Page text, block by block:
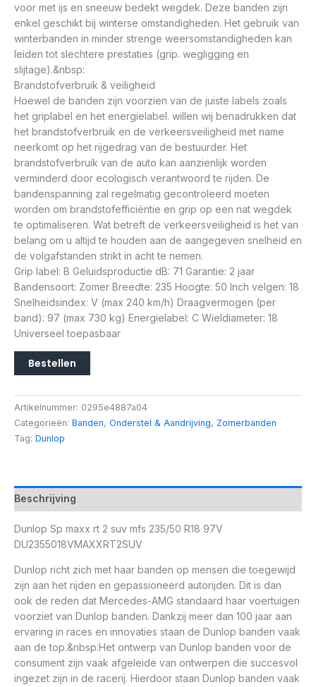
voor met ijs en sneeuw bedekt wegdek. Deze banden zijn
enkel geschikt bij winterse omstandigheden. Het gebruik van
winterbanden in minder strenge weersomstandigheden kan
leiden tot slechtere prestaties (grip. wegligging en
slijtage).&nbsp:
Brandstofverbruik & veiligheid
Hoewel de banden zijn voorzien van de juiste labels zoals
het griplabel en het energielabel. willen wij benadrukken dat
het brandstofverbruik en de verkeersveiligheid met name
neerkomt op het rijgedrag van de bestuurder. Het
brandstofverbruik van de auto kan aanzienlijk worden
verminderd door ecologisch verantwoord te rijden. De
bandenspanning zal regelmatig gecontroleerd moeten
worden om brandstofefficiëntie en grip op een nat wegdek
te optimaliseren. Wat betreft de verkeersveiligheid is het van
belang om u altijd te houden aan de aangegeven snelheid en
de volgafstanden strikt in acht te nemen.
Grip label: B Geluidsproductie dB: 71 Garantie: 2 jaar
Bandensoort: Zomer Breedte: 235 Hoogte: 50 Inch velgen: 18
Snelheidsindex: V (max 240 km/h) Draagvermogen (per
band): 97 (max 730 kg) Energielabel: C Wieldiameter: 18
Universeel toepasbaar
Bestellen
Artikelnummer: 0295e4887a04
Categorieën: Banden, Onderstel & Aandrijving, Zomerbanden
Tag: Dunlop
Beschrijving
Dunlop Sp maxx rt 2 suv mfs 235/50 R18 97V
DU2355018VMAXXRT2SUV
Dunlop richt zich met haar banden op mensen die toegewijd
zijn aan het rijden en gepassioneerd autorijden. Dit is dan
ook de reden dat Mercedes-AMG standaard haar voertuigen
voorziet van Dunlop banden. Dankzij meer dan 100 jaar aan
ervaring in races en innovaties staan de Dunlop banden vaak
aan de top.&nbsp:Het ontwerp van Dunlop banden voor de
consument zijn vaak afgeleide van ontwerpen die succesvol
ingezet zijn in de racerij. Hierdoor staan Dunlop banden vaak